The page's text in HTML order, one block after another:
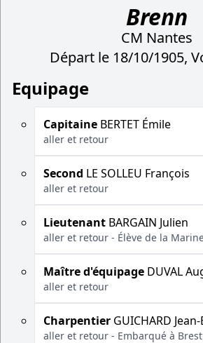
Brenn
CM Nantes
Départ le 18/10/1905,
Equipage
Capitaine BERTET Émile
aller et retour
Second LE SOLLEU François
aller et retour
Lieutenant BARGAIN Julien
aller et retour - Élève de la
Maître d'équipage DUVAL
aller et retour
Charpentier GUICHARD
aller et retour - Embarqué à